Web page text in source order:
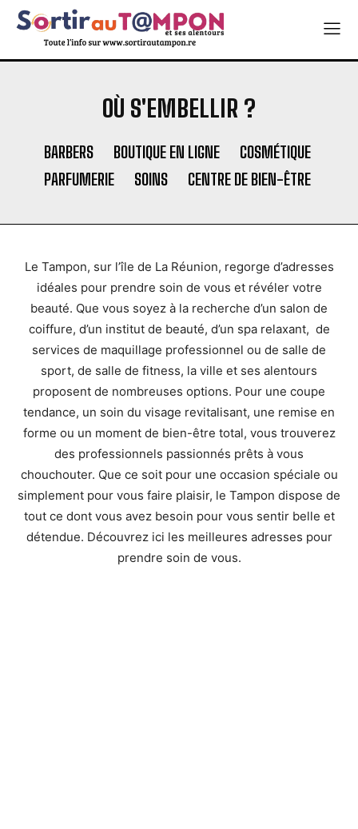
OÙ S'EMBELLIR ?
BARBERS BOUTIQUE EN LIGNE
COSMÉTIQUE
PARFUMERIE
SOINS CENTRE DE BIEN-ÊTRE
Le Tampon, sur l’île de La Réunion, regorge d’adresses
idéales pour prendre soin de vous et révéler votre
beauté. Que vous soyez à la recherche d’un salon de
coiffure, d’un institut de beauté, d’un spa relaxant, de
services de maquillage professionnel ou de salle de
sport, de salle de fitness, la ville et ses alentours
proposent de nombreuses options. Pour une coupe
tendance, un soin du visage revitalisant, une remise en
forme ou un moment de bien-être total, vous trouverez
des professionnels passionnés prêts à vous
chouchouter. Que ce soit pour une occasion spéciale ou
simplement pour vous faire plaisir, le Tampon dispose de
tout ce dont vous avez besoin pour vous sentir belle et
détendue. Découvrez ici les meilleures adresses pour
prendre soin de vous.